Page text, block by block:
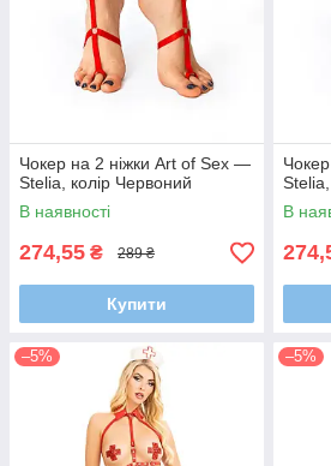
Чокер на 2 ніжки Art of Sex —
Stelia, колір Червоний
В наявності
274,55 ₴ 289 ₴
Купити
В
–5% –5%